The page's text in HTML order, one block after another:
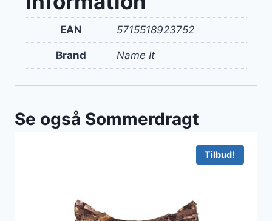
EAN 5715518923752
Brand Name It
Se også Sommerdragt
Tilbud!